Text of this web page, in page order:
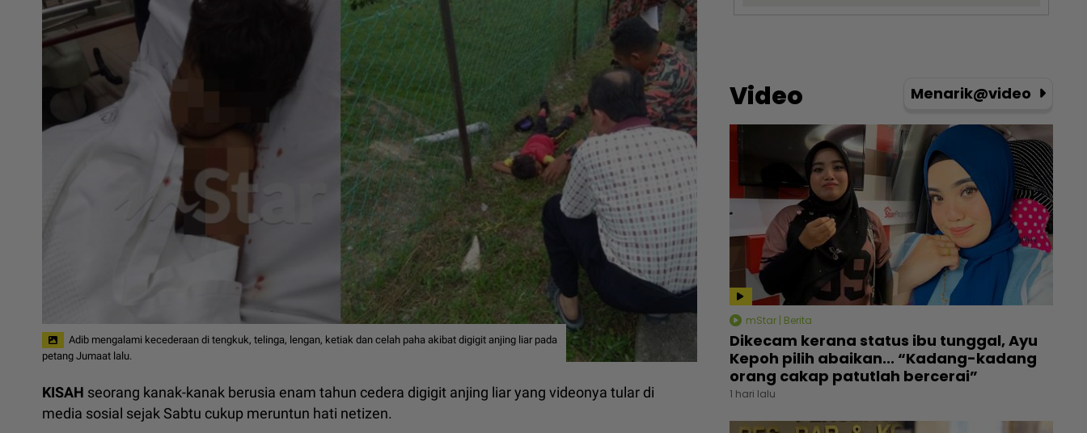
Adib mengalami kecederaan di tengkuk, telinga, lengan, ketiak dan celah paha akibat digigit anjing liar pada
petang Jumaat lalu.
KISAH seorang kanak-kanak berusia enam tahun cedera digigit anjing liar yang videonya tular di
media sosial sejak Sabtu cukup meruntun hati netizen.
Video Menarik@video
mStar | Berita
Dikecam kerana status ibu tunggal, Ayu
Kepoh pilih abaikan... “Kadang-kadang
orang cakap patutlah bercerai”
1 hari lalu